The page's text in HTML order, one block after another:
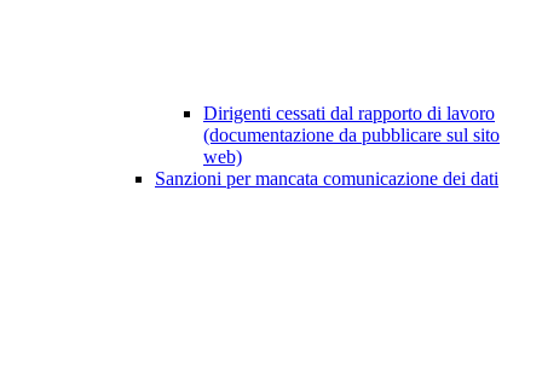
Dirigenti cessati dal rapporto di lavoro
(documentazione da pubblicare sul sito
web)
Sanzioni per mancata comunicazione dei dati